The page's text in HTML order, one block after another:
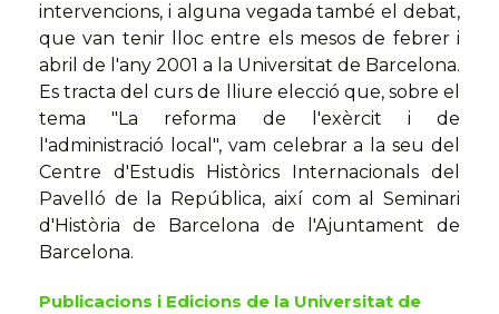
intervencions, i alguna vegada també el debat,
que van tenir lloc entre els mesos de febrer i
abril de l'any 2001 a la Universitat de Barcelona.
Es tracta del curs de lliure elecció que, sobre el
tema "La reforma de l'exèrcit i de
l'administració local", vam celebrar a la seu del
Centre d'Estudis Històrics Internacionals del
Pavelló de la República, així com al Seminari
d'Història de Barcelona de l'Ajuntament de
Barcelona.
Publicacions i Edicions de la Universitat de